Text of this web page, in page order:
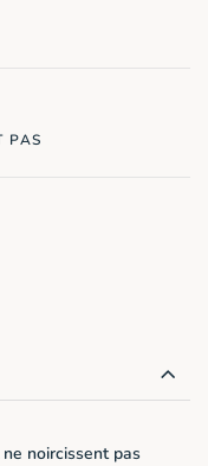
PAS
noircissent pas